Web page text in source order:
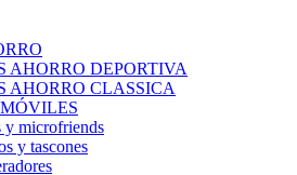
AHORRO DEPORTIVA
AHORRO CLASSICA
y microfriends
y tascones